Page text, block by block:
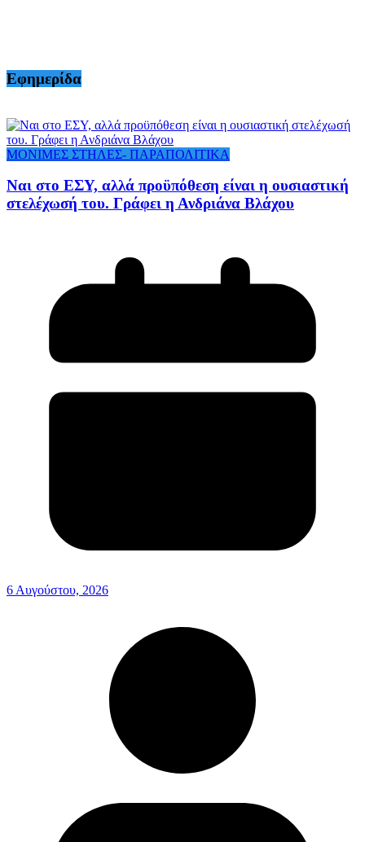
Εφημερίδα
ΜΟΝΙΜΕΣ ΣΤΗΛΕΣ- ΠΑΡΑΠΟΛΙΤΙΚΑ
Ναι στο ΕΣΥ, αλλά προϋπόθεση είναι η ουσιαστική
στελέχωσή του. Γράφει η Ανδριάνα Βλάχου
6 Αυγούστου, 2026